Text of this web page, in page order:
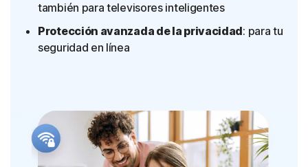
también para televisores inteligentes
Protección avanzada de la privacidad: para tu
seguridad en línea